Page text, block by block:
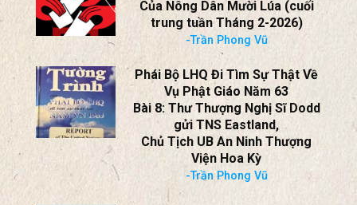
Của Nông Dân Mười Lúa (cuối
trung tuần Tháng 2-2026)
-Trần Phong Vũ
Phái Bộ LHQ Đi Tìm Sự Thật Về
Vụ Phật Giáo Năm 63
Bài 8: Thư Thượng Nghị Sĩ Dodd
gửi TNS Eastland,
Chủ Tịch UB An Ninh Thượng
Viện Hoa Kỳ
-Trần Phong Vũ